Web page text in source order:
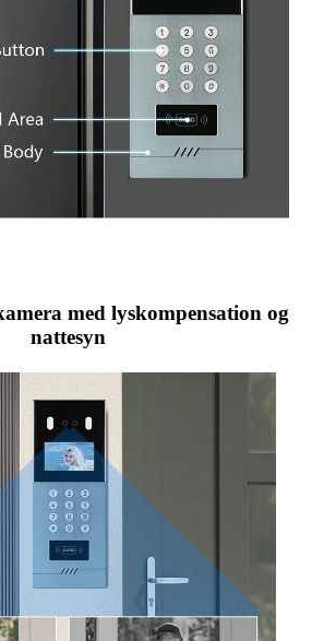
med lyskompensation og
nattesyn